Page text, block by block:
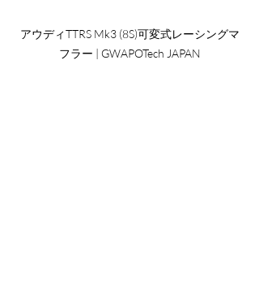
アウディTTRS Mk3 (8S)可変式レーシングマ
フラー | GWAPOTech JAPAN